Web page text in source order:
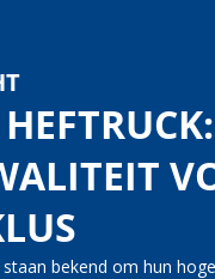
bekend om hun